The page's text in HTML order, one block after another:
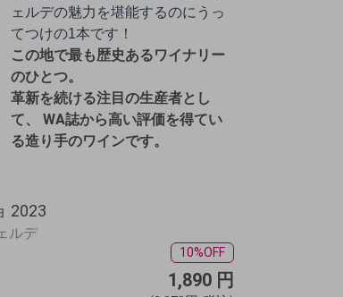
ェルデの魅力を堪能するのにうっ
てつけの1本です！
この地で最も歴史あるワイナリー
のひとつ。
革新を続ける注目の生産者とし
て、 WA誌から高い評価を得てい
る造り手のワインです。
2023
ルデ
10%OFF
1,890 円